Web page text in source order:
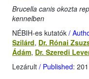
Brucella canis okozta
kennelben
NÉBIH-es kutatók /
Szilárd, Dr. Rónai
Ádám, Dr. Szeredi
Lezárult / Published: